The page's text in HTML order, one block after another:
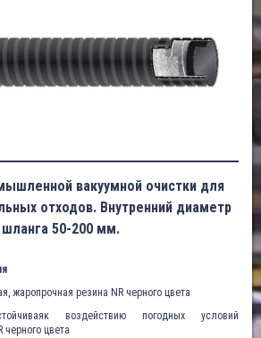
вакуумной очистки для
отходов. Внутренний диаметр
шланга 50-200 мм.
жаропрочная резина NR черного цвета
воздействию погодных условий
черного цвета